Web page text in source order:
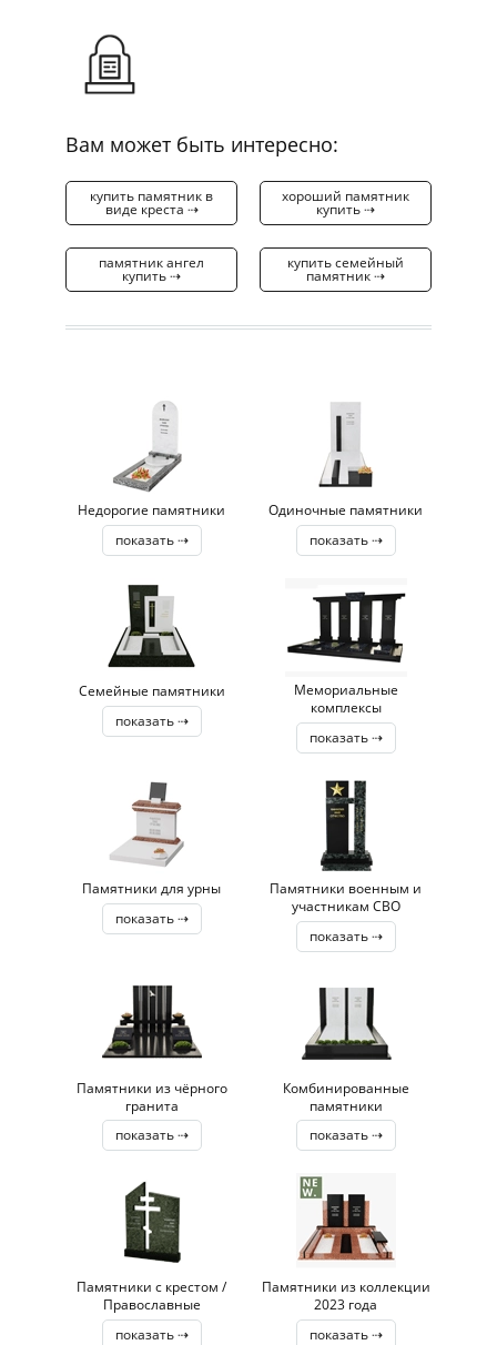
Вам может быть интересно:
купить памятник в
виде креста ⇢
хороший памятник
купить ⇢
памятник ангел
купить ⇢
купить семейный
памятник ⇢
Недорогие памятники
показать ⇢
Одиночные памятники
показать ⇢
Семейные памятники
показать ⇢
Мемориальные
комплексы
показать ⇢
Памятники для урны
показать ⇢
Памятники военным и
участникам СВО
показать ⇢
Памятники из чёрного
гранита
показать ⇢
Комбинированные
памятники
показать ⇢
Памятники с крестом /
Православные
показать ⇢
Памятники из коллекции
2023 года
показать ⇢